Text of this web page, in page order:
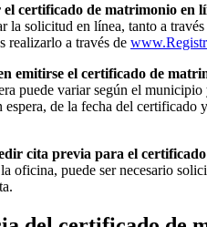
el certificado de matrimonio en
la solicitud en línea, tanto a
realizarlo a través de
emitirse el certificado de
puede variar según el
espera, de la fecha del certificado
cita previa para el
oficina, puede ser necesario